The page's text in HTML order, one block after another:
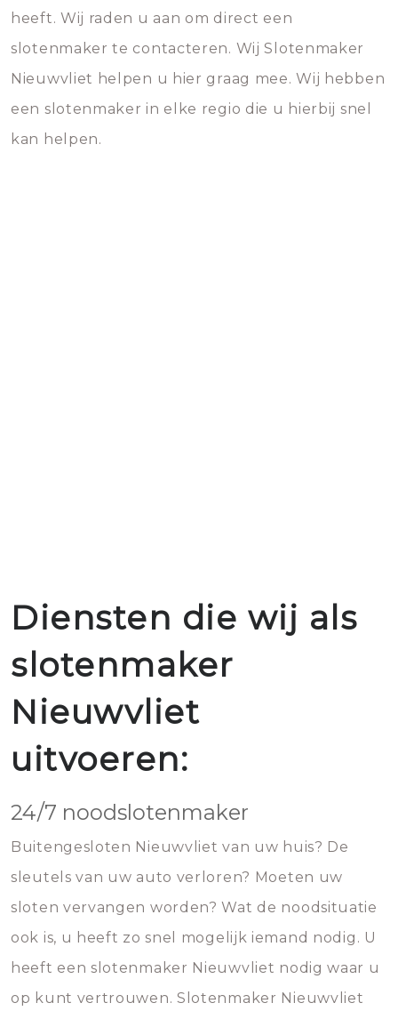
heeft. Wij raden u aan om direct een
slotenmaker te contacteren. Wij Slotenmaker
Nieuwvliet helpen u hier graag mee. Wij hebben
een slotenmaker in elke regio die u hierbij snel
kan helpen.
Diensten die wij als
slotenmaker
Nieuwvliet
uitvoeren:
24/7 noodslotenmaker
Buitengesloten Nieuwvliet van uw huis? De
sleutels van uw auto verloren? Moeten uw
sloten vervangen worden? Wat de noodsituatie
ook is, u heeft zo snel mogelijk iemand nodig. U
heeft een slotenmaker Nieuwvliet nodig waar u
op kunt vertrouwen. Slotenmaker Nieuwvliet